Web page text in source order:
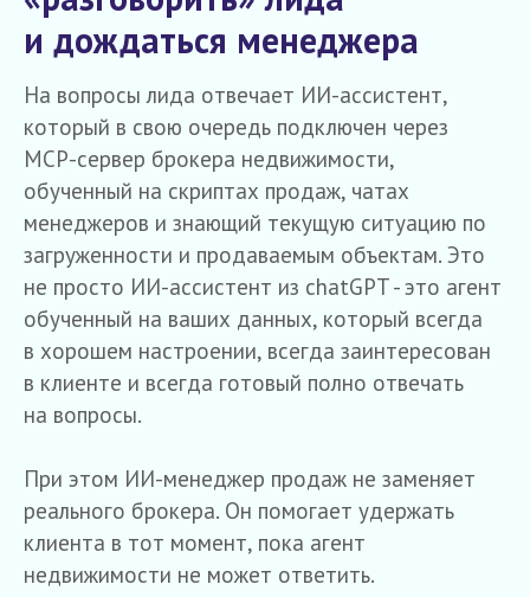
и дождаться менеджера
На вопросы лида отвечает ИИ-ассистент,
который в свою очередь подключен через
MCP-сервер брокера недвижимости,
обученный на скриптах продаж, чатах
менеджеров и знающий текущую ситуацию по
загруженности и продаваемым объектам. Это
не просто ИИ-ассистент из chatGPT - это агент
обученный на ваших данных, который всегда
в хорошем настроении, всегда заинтересован
в клиенте и всегда готовый полно отвечать
на вопросы.
При этом ИИ-менеджер продаж не заменяет
реального брокера. Он помогает удержать
клиента в тот момент, пока агент
недвижимости не может ответить.